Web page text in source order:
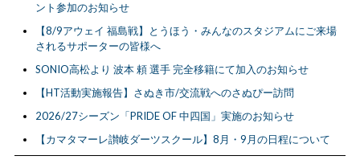
ント参加のお知らせ
【8/9アウェイ 福島戦】とうほう・みんなのスタジアムにご来場
されるサポーターの皆様へ
SONIO高松より 波本 頼 選手 完全移籍にて加入のお知らせ
【HT活動実施報告】さぬき市/交流戦へのさぬぴー訪問
2026/27シーズン「PRIDE OF 中四国」実施のお知らせ
【カマタマーレ讃岐ダーツスクール】8月・9月の日程について